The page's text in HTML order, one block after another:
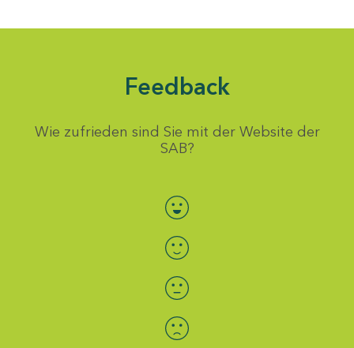
Feedback
Wie zufrieden sind Sie mit der Website der
SAB?
Bewertung auswählen